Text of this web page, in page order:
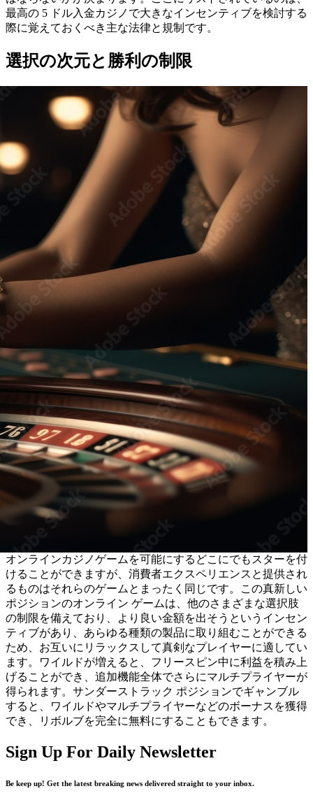
最高の 5 ドル入金カジノで大きなインセンティブを検討する
際に覚えておくべき主な法律と規制です。
選択の次元と勝利の制限
オンラインカジノゲームを可能にするどこにでもスターを付
けることができますが、消費者エクスペリエンスと提供され
るものはそれらのゲームとまったく同じです。この真新しい
ポジションのオンライン ゲームは、他のさまざまな選択肢
の制限を備えており、より良い金額を出そうというインセン
ティブがあり、あらゆる種類の製品に取り組むことができる
ため、お互いにリラックスして真剣なプレイヤーに適してい
ます。ワイルドが増えると、フリースピン中に利益を積み上
げることができ、追加機能全体でさらにマルチプライヤーが
得られます。サンダーストラック ポジションでギャンブル
すると、ワイルドやマルチプライヤーなどのボーナスを獲得
でき、リボルブを完全に無料にすることもできます。
Sign Up For Daily Newsletter
Be keep up! Get the latest breaking news delivered straight to your inbox.